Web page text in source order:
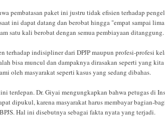
pembatasan paket ini justru tidak efisien terhadap
ini dapat datang dan berobat hingga "empat sampai
satu kali berobat dengan semua pembiayaan ditanggung.
terhadap indisipliner dari DPJP maupun profesi-profesi
bisa muncul dan dampaknya dirasakan seperti yang
oleh masyarakat seperti kasus yang sedang dibahas.
terdepan. Dr. Giyai mengungkapkan bahwa petugas di
dipukul, karena masyarakat harus membayar bagian-
Hal ini disebutnya sebagai fakta nyata yang terjadi.